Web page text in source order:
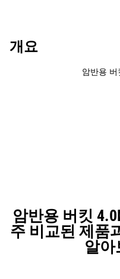
개요
암반용 버
암반용 버킷
주 비교된 제품
알아